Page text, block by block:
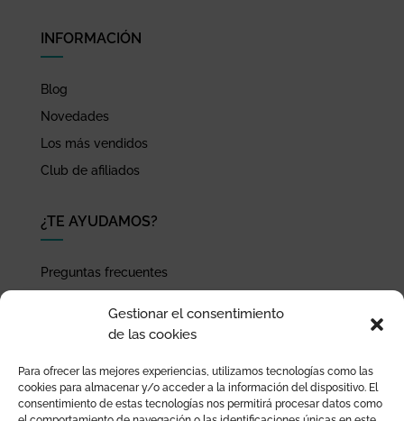
Gestionar el consentimiento
de las cookies
Para ofrecer las mejores experiencias, utilizamos tecnologías como las
cookies para almacenar y/o acceder a la información del dispositivo. El
consentimiento de estas tecnologías nos permitirá procesar datos como
INFORMACIÓN
Blog
Novedades
Los más vendidos
Club de afiliados
¿TE AYUDAMOS?
Preguntas frecuentes
Pago seguro
Devoluciones y garantía